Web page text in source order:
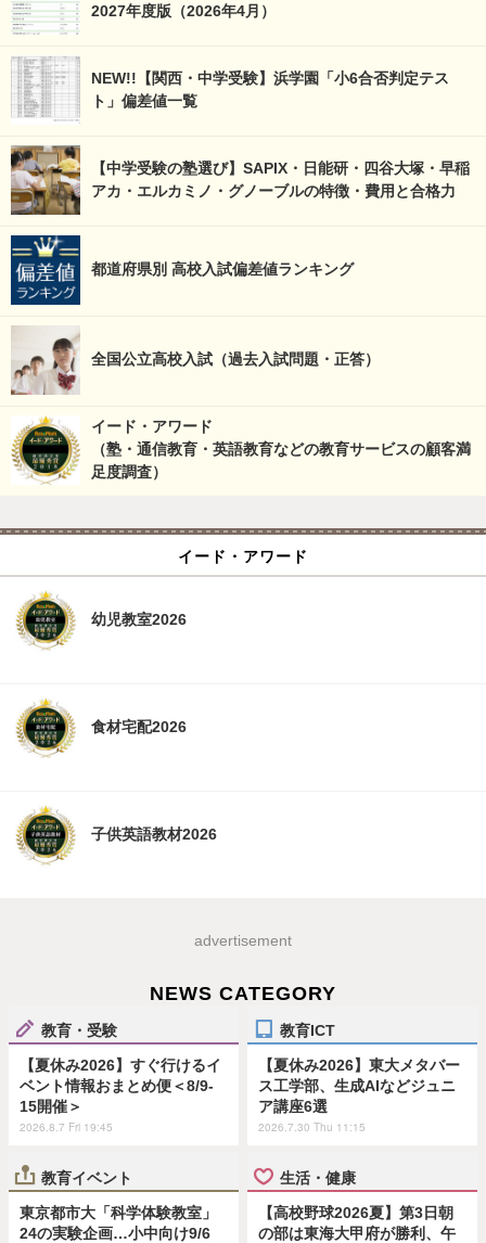
2027年度版（2026年4月）
NEW!!【関西・中学受験】浜学園「小6合否判定テス
ト」偏差値一覧
【中学受験の塾選び】SAPIX・日能研・四谷大塚・早稲
アカ・エルカミノ・グノーブルの特徴・費用と合格力
都道府県別 高校入試偏差値ランキング
全国公立高校入試（過去入試問題・正答）
イード・アワード
（塾・通信教育・英語教育などの教育サービスの顧客満
足度調査）
イード・アワード
幼児教室2026
食材宅配2026
子供英語教材2026
advertisement
NEWS CATEGORY
教育・受験
【夏休み2026】すぐ行けるイ
ベント情報おまとめ便＜8/9-
15開催＞
2026.8.7 Fri 19:45
教育ICT
【夏休み2026】東大メタバー
ス工学部、生成AIなどジュニ
ア講座6選
2026.7.30 Thu 11:15
教育イベント
東京都市大「科学体験教室」
24の実験企画…小中向け9/6
生活・健康
【高校野球2026夏】第3日朝
の部は東海大甲府が勝利、午